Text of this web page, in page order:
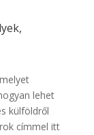
lehet
külföldről
címmel itt